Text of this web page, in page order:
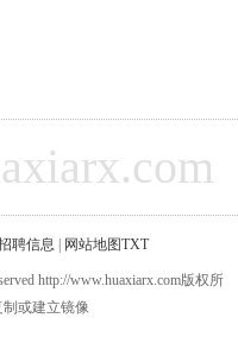
聘信息 网站地图TXT
http://www.huaxiarx.com版权所
或建立镜像